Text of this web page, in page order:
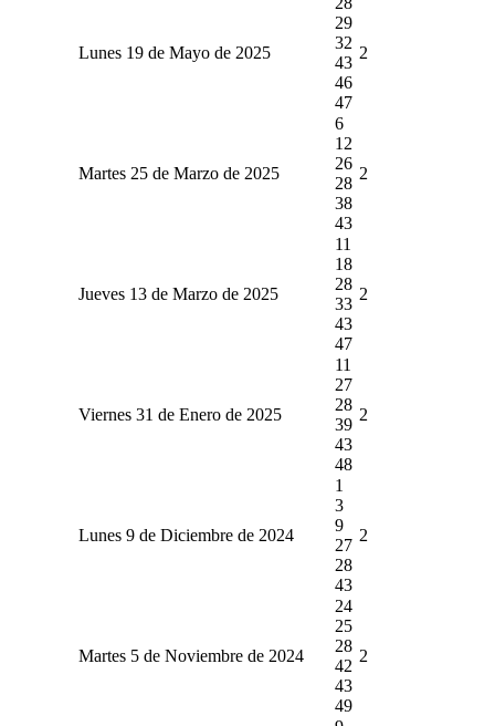
Lunes 19 de Mayo de 2025
29
32
43
46
47
2
Martes 25 de Marzo de 2025
6
12
26
28
38
43
2
Jueves 13 de Marzo de 2025
11
18
28
33
43
47
2
Viernes 31 de Enero de 2025
11
27
28
39
43
48
2
Lunes 9 de Diciembre de 2024
1
3
9
27
28
43
2
Martes 5 de Noviembre de 2024
24
25
28
42
43
49
2